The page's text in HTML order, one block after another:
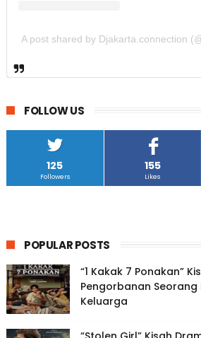
A post shared by Djakarta.connection
FOLLOW US
125
Followers
155
Likes
POPULAR POSTS
“1 Kakak 7 Ponakan”
Pengorbanan Seorang
Keluarga